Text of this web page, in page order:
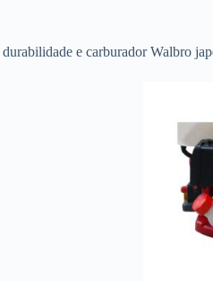
e carburador Walbro